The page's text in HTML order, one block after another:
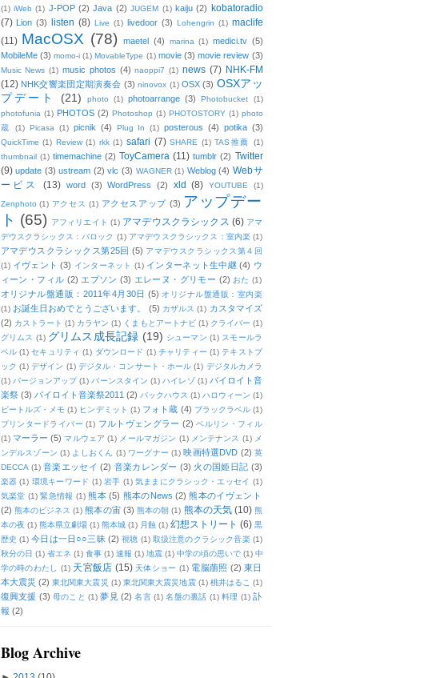
(1) iWeb (1) J-POP (2) Java (2) JUGEM (1) kaiju (2)
kobatoradio
(7) Lion (3) listen (8) Live (1) livedoor (3) Lohengrin (1) maclife
(11) MacOSX (78) maetel (4) marina (1) medici.tv (5)
MobileMe (3) momo-i (1) MovableType (1) movie (3) movie review (3)
Music News (1) music photos (4) naoppi7 (1) news (7) NHK-FM
(12) NHK交響楽団定期演奏会 (3) ninovox (1) OSX (3) OSXアッ
プデート
(21) photo (1) photoarrange (3) Photobucket
(1)
photofunia (1) PHOTOS (2) Photoshop (1) PHOTOSTORY (1) photo
蔵
(1) Picasa (1) picnik (4) Plug In (1) posterous (4) potika (3)
QuickTime (1) Review (1) rkk (1) safari (7) SHARE (1) TAS推薦
(1)
thumbnail (1) timemachine (2) ToyCamera (11) tumblr (2) Twitter
(9) update (3) ustream (2) vlc (3) WAGNER (1) Weblog (4) Webサ
ービス
(13) word (3) WordPress (2) xld (8) YOUTUBE (1)
Zenphoto (1) アクセス (1) アクセスアップ (3) アップデー
ト (65) アフィリエイト (1) アマデウスクラシックス (6) アマ
デウスクラシックス：バロック (1) アマデウスクラシックス：室内楽 (1)
アマデウスクラシックス第25回 (5) アマデウスクラシックス第４回
(1) イヴェント (3) インターネット (1) インターネット生中継 (4) ウ
ィーン・フィル (2) エプソン (3) エレーヌ・グリモー (2) おた (1)
オリジナル盤通販：2011年4月30日 (5) オリジナル盤通販：室内楽
(1) お誕生日おめでとうございます。 (5) カザルス (1) カスタマイズ
(2) カストラート (1) カラヤン (1) くまもとアートナビ (1) クライバー (1)
グリムス (1) グリムス成長記録 (19) シューマン (1) スモールラ
ベル (1) セキュリティ (1) ダウンロード (1) チャリティー (1) テキストブ
ック (1) デザイン (1) デジタル・コンサート・ホール (1) デジタルカメラ
(1) バージョンアップ (1) バーンスタイン (1) ハイレゾ (1) バイロイト音
楽祭 (3) バイロイト音楽祭2011 (2) バックハウス (1) ハロウィーン (1)
ビートルズ・メモ (1) ヒンデミット (1) フォト蔵 (4) ブラックラベル (1)
プリンタードライバー (1) フルトヴェングラー (2) ベルリン・フィル
(1) マーラー (5) マルウェア (1) メールマガジン (1) メンテナンス (1) メ
ンデルスゾーン (1) よしおくん (1) ワーグナー (1) 映画特選DVD (2) 英
DECCA (1) 音楽エッセイ (2) 音楽カレンダー (3) 火の国姫日記 (3)
楽器 (1) 環境キーワード (1) 岩手 (1) 気ままにクラシック・エッセイ (1)
気楽堂 (1) 緊急情報 (1) 熊本 (5) 熊本のNews (2) 熊本のイヴェント
(2) 熊本のビジネス (1) 熊本の宙 (3) 熊本の朝 (1) 熊本の天気 (10) 熊
本の夜 (1) 熊本県立劇場 (1) 熊本城 (1) 月蝕 (1) 幻想ストリート (6) 黒
歴史 (1) 今日は一日○○三昧 (2) 視聴 (1) 取扱注意のクラシック音楽 (1)
秋分の日 (1) 省エネ (1) 食事 (1) 速報 (1) 地震 (1) 中学の頃の思いで (1) 中
学の時のわたし
(1) 天宮飯店 (15) 天体ショー (1) 電脳萠照 (2) 東日
本大震災 (2) 東北関東大震災 (1) 東北関東大震災地震 (1) 桃井はるこ (1)
復興支援 (3) 母のこと (1) 夢見 (2) 名言 (1) 名盤の裏話 (1) 料理 (1) 訃
報 (2)
Blog Archive